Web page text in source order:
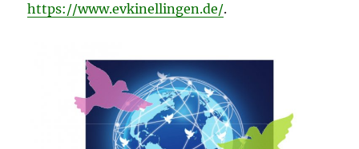
https://www.evkinellingen.de/.